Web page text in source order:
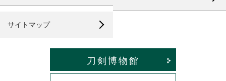
サイトマップ
刀剣博物館